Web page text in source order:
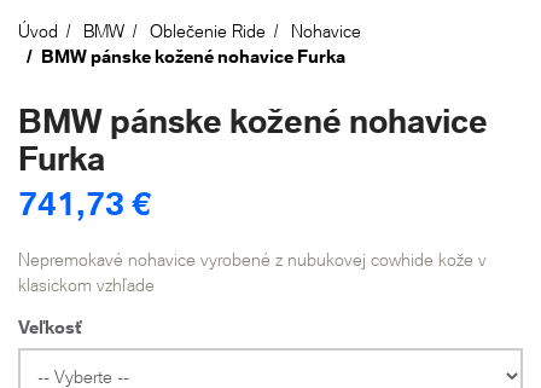
Úvod BMW Oblečenie Ride
Nohavice
BMW pánske kožené nohavice Furka
BMW pánske kožené nohavice
Furka
741,73 €
Nepremokavé nohavice vyrobené z nubukovej cowhide kože v
klasickom vzhľade
Veľkosť